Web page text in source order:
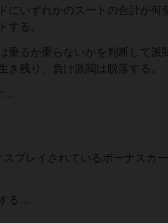
にいずれかのスートの合計が何
する。
乗るか乗らないかを判断して派
き残り、負け派閥は脱落する。
…
プレイされているボーナスカ
る…